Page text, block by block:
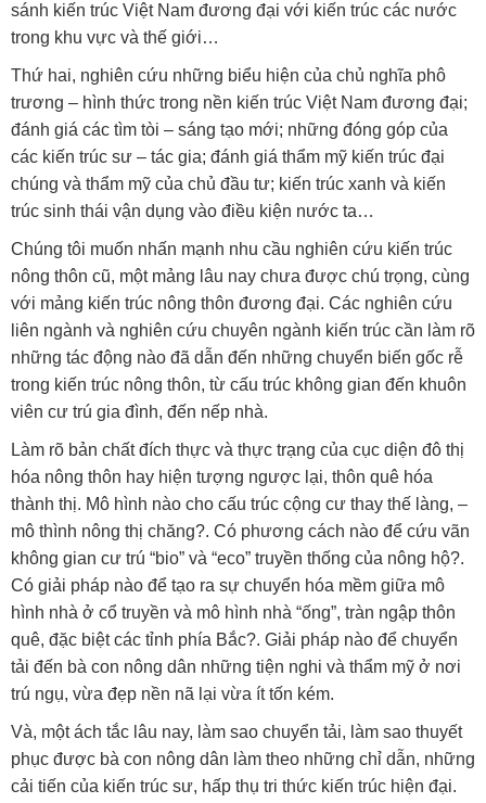
sánh kiến trúc Việt Nam đương đại với kiến trúc các nước
trong khu vực và thế giới…
Thứ hai, nghiên cứu những biểu hiện của chủ nghĩa phô
trương – hình thức trong nền kiến trúc Việt Nam đương đại;
đánh giá các tìm tòi – sáng tạo mới; những đóng góp của
các kiến trúc sư – tác gia; đánh giá thẩm mỹ kiến trúc đại
chúng và thẩm mỹ của chủ đầu tư; kiến trúc xanh và kiến
trúc sinh thái vận dụng vào điều kiện nước ta…
Chúng tôi muốn nhấn mạnh nhu cầu nghiên cứu kiến trúc
nông thôn cũ, một mảng lâu nay chưa được chú trọng, cùng
với mảng kiến trúc nông thôn đương đại. Các nghiên cứu
liên ngành và nghiên cứu chuyên ngành kiến trúc cần làm rõ
những tác động nào đã dẫn đến những chuyển biến gốc rễ
trong kiến trúc nông thôn, từ cấu trúc không gian đến khuôn
viên cư trú gia đình, đến nếp nhà.
Làm rõ bản chất đích thực và thực trạng của cục diện đô thị
hóa nông thôn hay hiện tượng ngược lại, thôn quê hóa
thành thị. Mô hình nào cho cấu trúc cộng cư thay thế làng, –
mô thình nông thị chăng?. Có phương cách nào để cứu vãn
không gian cư trú “bio” và “eco” truyền thống của nông hộ?.
Có giải pháp nào để tạo ra sự chuyển hóa mềm giữa mô
hình nhà ở cổ truyền và mô hình nhà “ống”, tràn ngập thôn
quê, đặc biệt các tỉnh phía Bắc?. Giải pháp nào để chuyển
tải đến bà con nông dân những tiện nghi và thẩm mỹ ở nơi
trú ngụ, vừa đẹp nền nã lại vừa ít tốn kém.
Và, một ách tắc lâu nay, làm sao chuyển tải, làm sao thuyết
phục được bà con nông dân làm theo những chỉ dẫn, những
cải tiến của kiến trúc sư, hấp thụ tri thức kiến trúc hiện đại.